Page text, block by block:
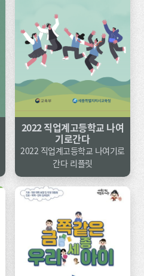
2022 직업계고등학교 나여
기로간다
2022 직업계고등학교 나여기로
간다 리플릿